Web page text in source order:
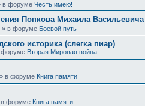
в форумеЧесть имею!
Попкова Михаила Васильевича
» в форуме Боевой путь
историка (слегка пиар)
форуме Вторая Мировая война
» в форуме Книга памяти
в форуме Книга памяти